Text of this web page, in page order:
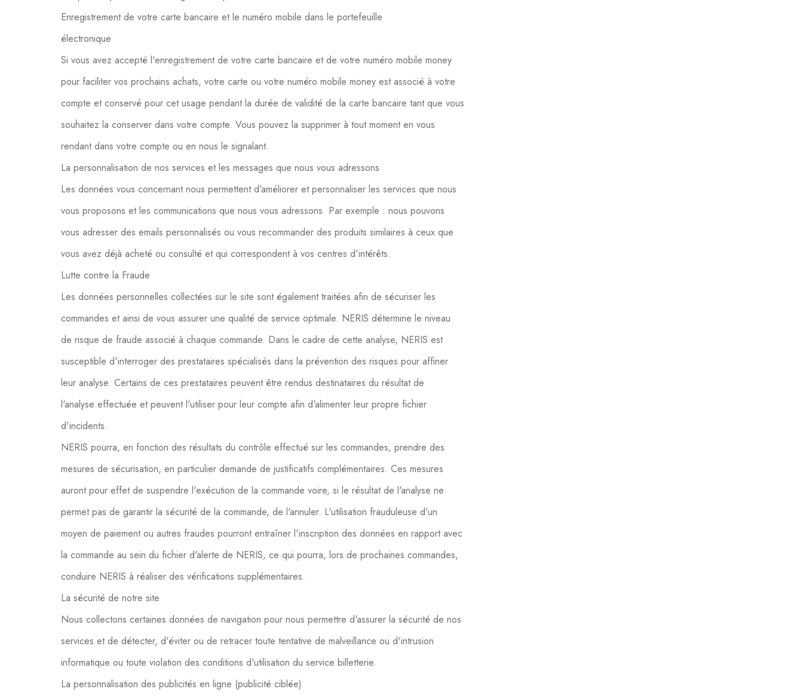
Enregistrement de votre carte bancaire et le numéro mobile dans le portefeuille
électronique
Si vous avez accepté l'enregistrement de votre carte bancaire et de votre numéro mobile money
pour faciliter vos prochains achats, votre carte ou votre numéro mobile money est associé à votre
compte et conservé pour cet usage pendant la durée de validité de la carte bancaire tant que vous
souhaitez la conserver dans votre compte. Vous pouvez la supprimer à tout moment en vous
rendant dans votre compte ou en nous le signalant.
La personnalisation de nos services et les messages que nous vous adressons
Les données vous concernant nous permettent d'améliorer et personnaliser les services que nous
vous proposons et les communications que nous vous adressons. Par exemple : nous pouvons
vous adresser des emails personnalisés ou vous recommander des produits similaires à ceux que
vous avez déjà acheté ou consulté et qui correspondent à vos centres d'intérêts.
Lutte contre la Fraude
Les données personnelles collectées sur le site sont également traitées afin de sécuriser les
commandes et ainsi de vous assurer une qualité de service optimale. NERIS détermine le niveau
de risque de fraude associé à chaque commande. Dans le cadre de cette analyse, NERIS est
susceptible d'interroger des prestataires spécialisés dans la prévention des risques pour affiner
leur analyse. Certains de ces prestataires peuvent être rendus destinataires du résultat de
l'analyse effectuée et peuvent l'utiliser pour leur compte afin d'alimenter leur propre fichier
d'incidents.
NERIS pourra, en fonction des résultats du contrôle effectué sur les commandes, prendre des
mesures de sécurisation, en particulier demande de justificatifs complémentaires. Ces mesures
auront pour effet de suspendre l'exécution de la commande voire, si le résultat de l'analyse ne
permet pas de garantir la sécurité de la commande, de l'annuler. L'utilisation frauduleuse d'un
moyen de paiement ou autres fraudes pourront entraîner l'inscription des données en rapport avec
la commande au sein du fichier d'alerte de NERIS, ce qui pourra, lors de prochaines commandes,
conduire NERIS à réaliser des vérifications supplémentaires.
La sécurité de notre site
Nous collectons certaines données de navigation pour nous permettre d'assurer la sécurité de nos
services et de détecter, d'éviter ou de retracer toute tentative de malveillance ou d'intrusion
informatique ou toute violation des conditions d'utilisation du service billetterie.
La personnalisation des publicités en ligne (publicité ciblée)